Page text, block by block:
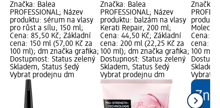
Značka: Balea
PROFESSIONAL; Název
produktu: sérum na vlasy
pro růst a sílu, 150 ml;
Cena: 85,50 Kč; Základní
cena: 150 ml (57,00 Kč za
100 ml); dm značka grafika;
Dostupnost: Status zelený
Skladem, Status šedý
Vybrat prodejnu dm
Značka: Balea
PROFESSIONAL; Název
produktu: balzám na vlasy
Kerati Repair, 200 ml;
Cena: 44,50 Kč; Základní
cena: 200 ml (22,25 Kč za
100 ml); dm značka grafika;
Dostupnost: Status zelený
Skladem, Status šedý
Vybrat prodejnu dm
Značka:
Cena:
cena:
100 ml);
Vybrat